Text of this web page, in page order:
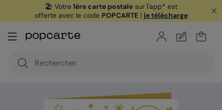
🏖️ Votre1ère carte postale sur l'app* est
offerte avec le code POPCARTE| je télécharge